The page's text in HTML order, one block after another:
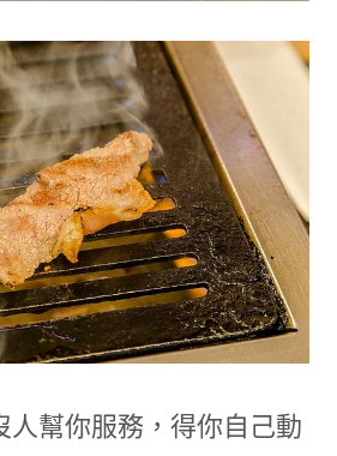
人幫你服務，得你自己動